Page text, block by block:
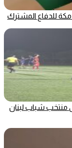
مكة للدفاع المشترك
منتخب شباب لبنان